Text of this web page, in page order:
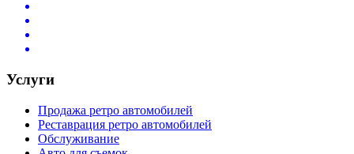
Услуги
Продажа ретро автомобилей
Реставрация ретро автомобилей
Обслуживание